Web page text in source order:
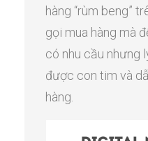
hàng “rùm beng”
gọi mua hàng mà
có nhu cầu nhưng
được con tim và
hàng.